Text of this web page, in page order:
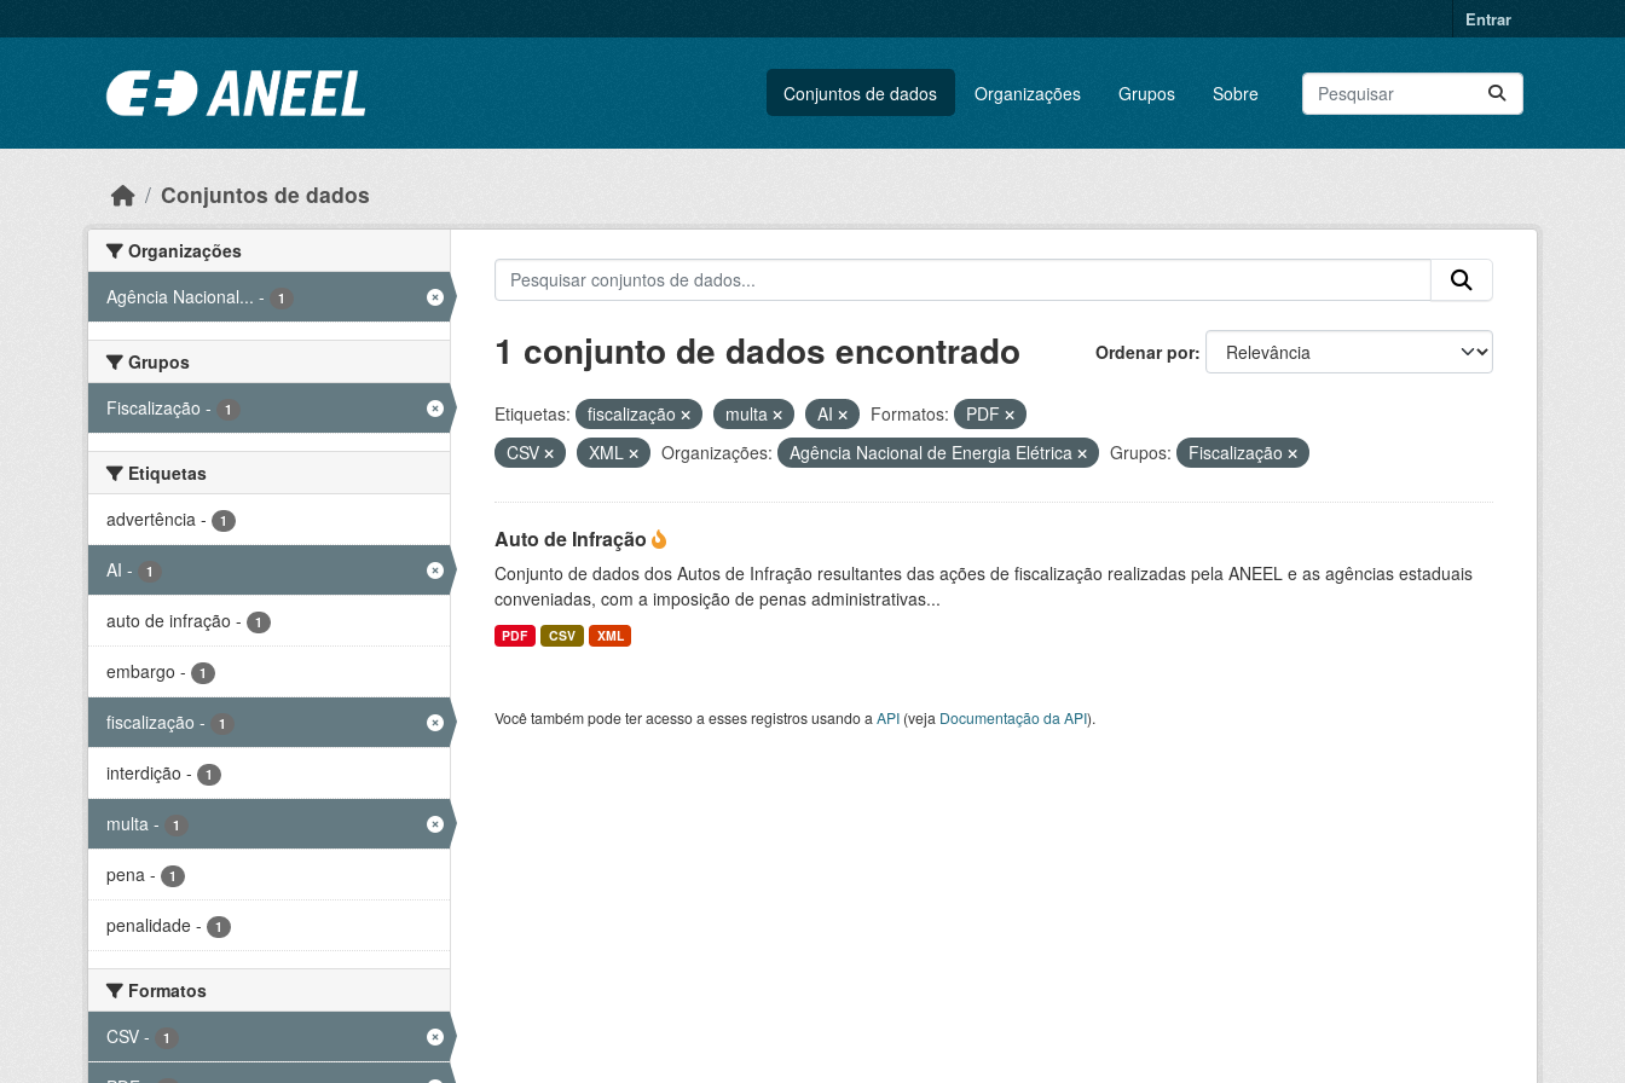
Entrar
Conjuntos de dados Organizações Grupos Sobre
Conjuntos de dados
Organizações
Agência Nacional... - 1
Grupos
Fiscalização - 1
Etiquetas
advertência - 1
AI - 1
auto de infração - 1
embargo - 1
fiscalização - 1
interdição - 1
multa - 1
pena - 1
penalidade - 1
Formatos
CSV - 1
Ordenar por
1 conjunto de dados encontrado
Etiquetas: fiscalização multa AI Formatos:
PDF
CSV
XML Organizações: Agência Nacional de Energia Elétrica Grupos: Fiscalização
Auto de Infração
Conjunto de dados dos Autos de Infração resultantes das ações de fiscalização realizadas pela ANEEL e as agências estaduais
conveniadas, com a imposição de penas administrativas...
PDF CSV XML
Você também pode ter acesso a esses registros usando a API(veja Documentação da API).